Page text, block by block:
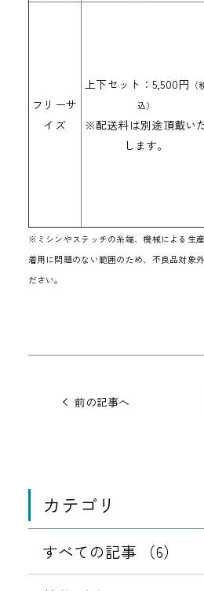
フリーサ
イズ
上下セット：5,500円 （
込）
※配送料は別途頂戴い
します。
※ミシンやステッチの糸端、機械による生
着用に問題のない範囲のため、不良品対象
ださい。
前の記事へ
カテゴリ
すべての記事 （6）